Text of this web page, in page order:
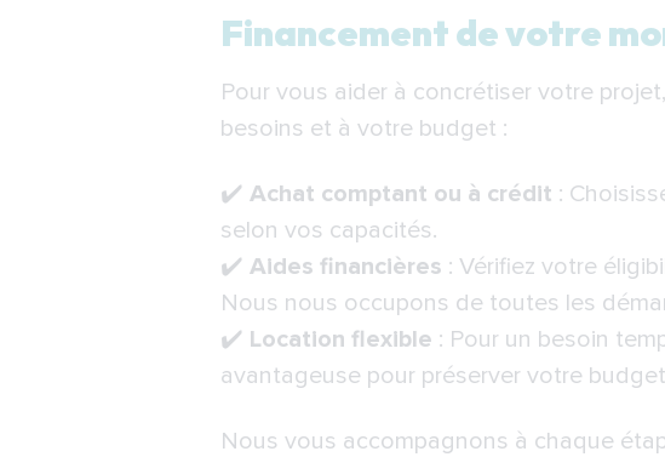
Financement de votre
Pour vous aider à concrétiser votre
besoins et à votre budget :
✔️ Achat comptant ou à crédit :
selon vos capacités.
✔️ Aides financières : Vérifiez votre
Nous nous occupons de toutes les
✔️ Location flexible : Pour un besoin
avantageuse pour préserver votre
Nous vous accompagnons à chaque